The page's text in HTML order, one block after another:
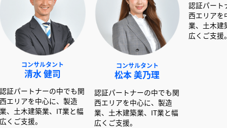
ルタント
ーの中でも関
心に、製造
業、IT業と幅
コンサルタント
松本 美乃理
認証パートナーの中でも関
西エリアを中心に、製造
業、土木建築業、IT業と幅
広くご支援。
認証パートナーの中で
西エリアを中心に、製
業、土木建築業、IT業